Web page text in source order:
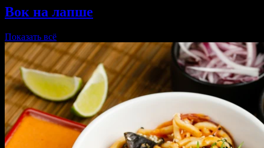
Вок на лапше
Показать всё